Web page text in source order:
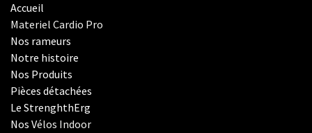
Accueil
Materiel Cardio Pro
Nos rameurs
Notre histoire
Nos Produits
Pièces détachées
Le StrenghthErg
Nos Vélos Indoor